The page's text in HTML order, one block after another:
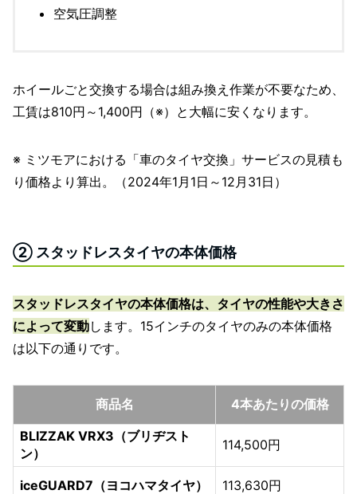
空気圧調整
ホイールごと交換する場合は組み換え作業が不要なため、
工賃は810円～1,400円（※）と大幅に安くなります。
※ ミツモアにおける「車のタイヤ交換」サービスの見積も
り価格より算出。（2024年1月1日～12月31日）
② スタッドレスタイヤの本体価格
スタッドレスタイヤの本体価格は、タイヤの性能や大きさ
によって変動します。15インチのタイヤのみの本体価格
は以下の通りです。
商品名
4本あたりの価格
BLIZZAK VRX3（ブリヂスト
ン）
114,500円
iceGUARD7（ヨコハマタイヤ）
113,630円